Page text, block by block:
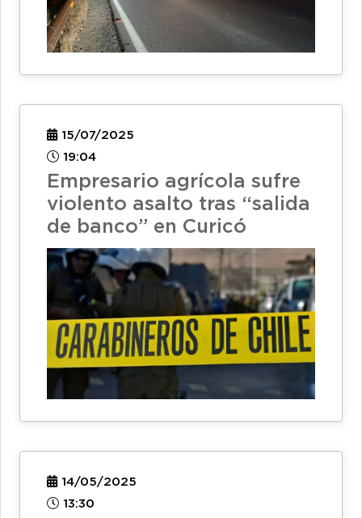
15/07/2025
19:04
Empresario agrícola sufre
violento asalto tras “salida
de banco” en Curicó
14/05/2025
13:30